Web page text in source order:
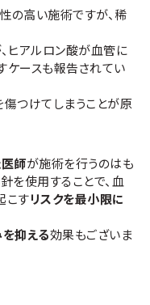
の高い施術ですが、稀
ヒアルロン酸が血管に
ケースも報告されてい
つけてしまうことが原
師が施術を行うのはも
を使用することで、血
こすリスクを最小限に
抑える効果もございま